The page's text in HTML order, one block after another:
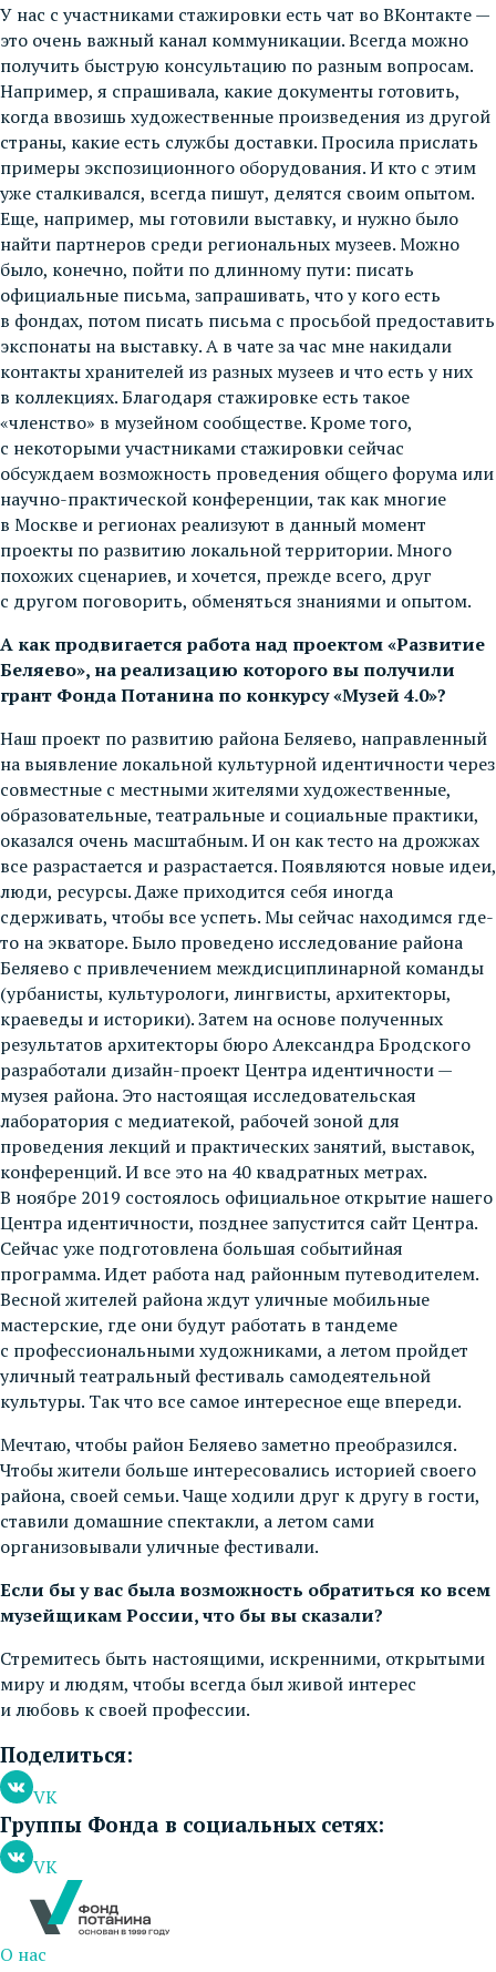
У нас с участниками стажировки есть чат во ВКонтакте —
это очень важный канал коммуникации. Всегда можно
получить быструю консультацию по разным вопросам.
Например, я спрашивала, какие документы готовить,
когда ввозишь художественные произведения из другой
страны, какие есть службы доставки. Просила прислать
примеры экспозиционного оборудования. И кто с этим
уже сталкивался, всегда пишут, делятся своим опытом.
Еще, например, мы готовили выставку, и нужно было
найти партнеров среди региональных музеев. Можно
было, конечно, пойти по длинному пути: писать
официальные письма, запрашивать, что у кого есть
в фондах, потом писать письма с просьбой предоставить
экспонаты на выставку. А в чате за час мне накидали
контакты хранителей из разных музеев и что есть у них
в коллекциях. Благодаря стажировке есть такое
«членство» в музейном сообществе. Кроме того,
с некоторыми участниками стажировки сейчас
обсуждаем возможность проведения общего форума или
научно-практической конференции, так как многие
в Москве и регионах реализуют в данный момент
проекты по развитию локальной территории. Много
похожих сценариев, и хочется, прежде всего, друг
с другом поговорить, обменяться знаниями и опытом.
А как продвигается работа над проектом «Развитие
Беляево», на реализацию которого вы получили
грант Фонда Потанина по конкурсу «Музей 4.0»?
Наш проект по развитию района Беляево, направленный
на выявление локальной культурной идентичности через
совместные с местными жителями художественные,
образовательные, театральные и социальные практики,
оказался очень масштабным. И он как тесто на дрожжах
все разрастается и разрастается. Появляются новые идеи,
люди, ресурсы. Даже приходится себя иногда
сдерживать, чтобы все успеть. Мы сейчас находимся где-
то на экваторе. Было проведено исследование района
Беляево с привлечением междисциплинарной команды
(урбанисты, культурологи, лингвисты, архитекторы,
краеведы и историки). Затем на основе полученных
результатов архитекторы бюро Александра Бродского
разработали дизайн-проект Центра идентичности —
музея района. Это настоящая исследовательская
лаборатория с медиатекой, рабочей зоной для
проведения лекций и практических занятий, выставок,
конференций. И все это на 40 квадратных метрах.
В ноябре 2019 состоялось официальное открытие нашего
Центра идентичности, позднее запустится сайт Центра.
Сейчас уже подготовлена большая событийная
программа. Идет работа над районным путеводителем.
Весной жителей района ждут уличные мобильные
мастерские, где они будут работать в тандеме
с профессиональными художниками, а летом пройдет
уличный театральный фестиваль самодеятельной
культуры. Так что все самое интересное еще впереди.
Мечтаю, чтобы район Беляево заметно преобразился.
Чтобы жители больше интересовались историей своего
района, своей семьи. Чаще ходили друг к другу в гости,
ставили домашние спектакли, а летом сами
организовывали уличные фестивали.
Если бы у вас была возможность обратиться ко всем
музейщикам России, что бы вы сказали?
Стремитесь быть настоящими, искренними, открытыми
миру и людям, чтобы всегда был живой интерес
и любовь к своей профессии.
Поделиться:
VK
Группы Фонда в социальных сетях:
VK
О нас